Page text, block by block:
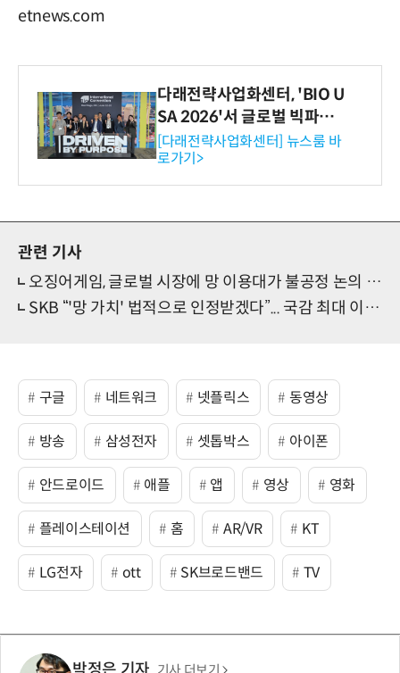
etnews.com
다래전략사업화센터, 'BIO U
SA 2026'서 글로벌 빅파마
와의 비즈니스 미팅 지원…K
-바이오 해외 진출 교두보 확
보
[다래전략사업화센터] 뉴스룸 바
로가기>
관련 기사
오징어게임, 글로벌 시장에 망 이용대가 불공정 논의 촉발
SKB “'망 가치' 법적으로 인정받겠다”... 국감 최대 이슈로
구글 네트워크 넷플릭스 동영상
방송 삼성전자 셋톱박스 아이폰
안드로이드 애플 앱 영상 영화
플레이스테이션 홈 AR/VR KT
LG전자 ott SK브로드밴드 TV